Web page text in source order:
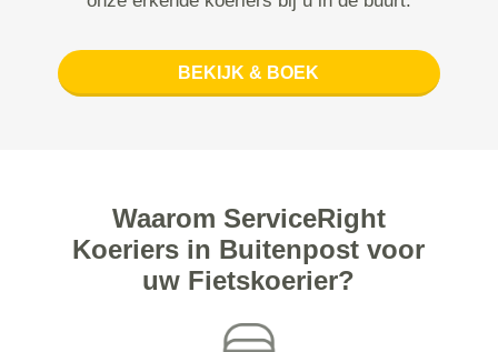
BEKIJK & BOEK
Waarom ServiceRight
Koeriers in Buitenpost voor
uw Fietskoerier?